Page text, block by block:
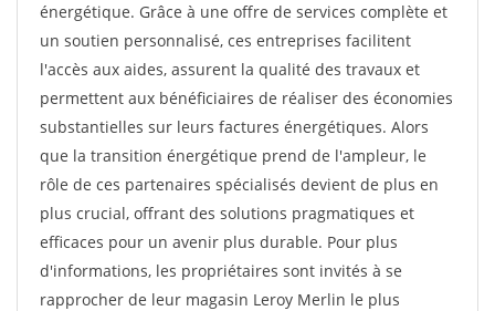
énergétique. Grâce à une offre de services complète et
un soutien personnalisé, ces entreprises facilitent
l'accès aux aides, assurent la qualité des travaux et
permettent aux bénéficiaires de réaliser des économies
substantielles sur leurs factures énergétiques. Alors
que la transition énergétique prend de l'ampleur, le
rôle de ces partenaires spécialisés devient de plus en
plus crucial, offrant des solutions pragmatiques et
efficaces pour un avenir plus durable. Pour plus
d'informations, les propriétaires sont invités à se
rapprocher de leur magasin Leroy Merlin le plus